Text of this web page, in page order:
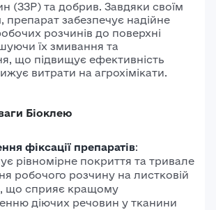
(ЗЗР) та добрив. Завдяки своїм
препарат забезпечує надійне
розчинів до поверхні
їх змивання та
що підвищує ефективність
витрати на агрохімікати.
Біоклею
фіксації препаратів:
рівномірне покриття та тривале
робочого розчину на листковій
що сприяє кращому
діючих речовин у тканини